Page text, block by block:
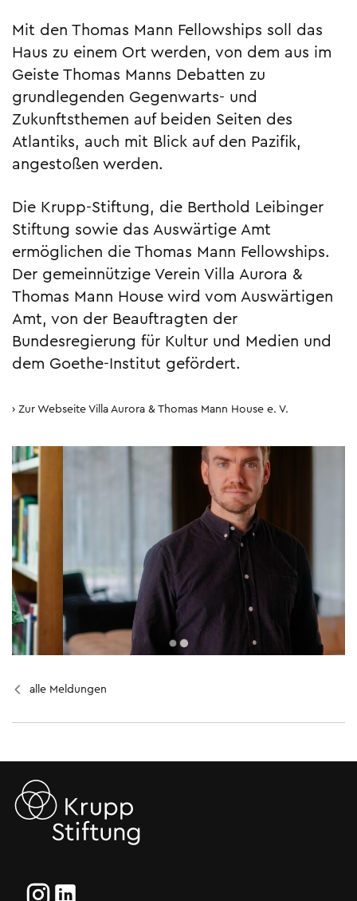
Mit den Thomas Mann Fellowships soll das
Haus zu einem Ort werden, von dem aus im
Geiste Thomas Manns Debatten zu
grundlegenden Gegenwarts- und
Zukunftsthemen auf beiden Seiten des
Atlantiks, auch mit Blick auf den Pazifik,
angestoßen werden.
Die Krupp-Stiftung, die Berthold Leibinger
Stiftung sowie das Auswärtige Amt
ermöglichen die Thomas Mann Fellowships.
Der gemeinnützige Verein Villa Aurora &
Thomas Mann House wird vom Auswärtigen
Amt, von der Beauftragten der
Bundesregierung für Kultur und Medien und
dem Goethe-Institut gefördert.
Zur Webseite Villa Aurora & Thomas Mann House e. V.
alle Meldungen